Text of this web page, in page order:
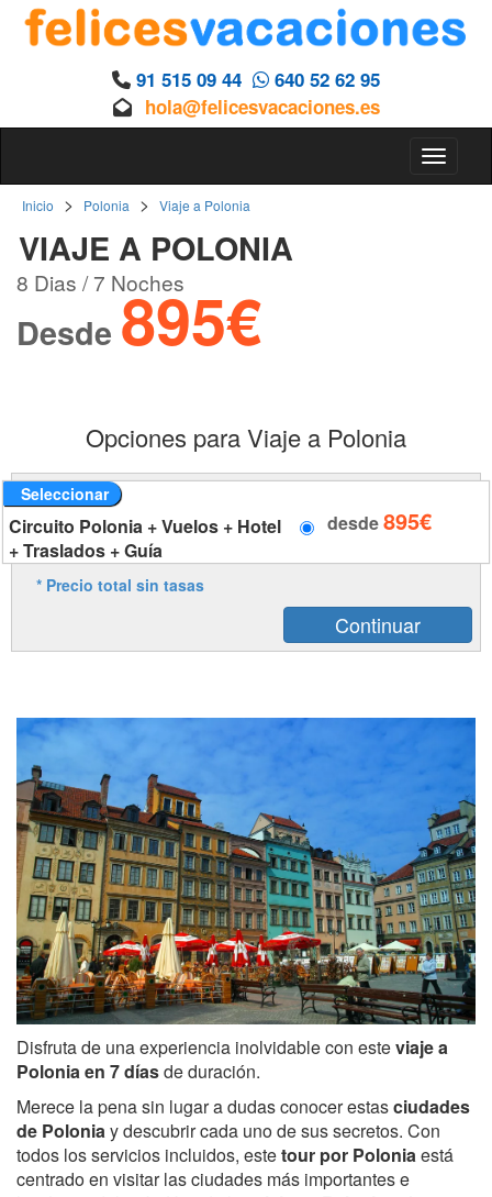
91 515 09 44
640 52 62 95
hola@felicesvacaciones.es
Inicio > Polonia > Viaje a Polonia
VIAJE A POLONIA
8 Dias / 7 Noches
Desde 895€
Opciones para Viaje a Polonia
Seleccionar
Circuito Polonia + Vuelos + Hotel
+ Traslados + Guía
desde895€
* Precio total sin tasas
Disfruta de una experiencia inolvidable con esteviaje a
Polonia en 7 díasde duración.
Merece la pena sin lugar a dudas conocer estasciudades
de Polonia y descubrir cada uno de sus secretos. Con
todos los servicios incluidos, estetour por Polonia está
centrado en visitar las ciudades más importantes e